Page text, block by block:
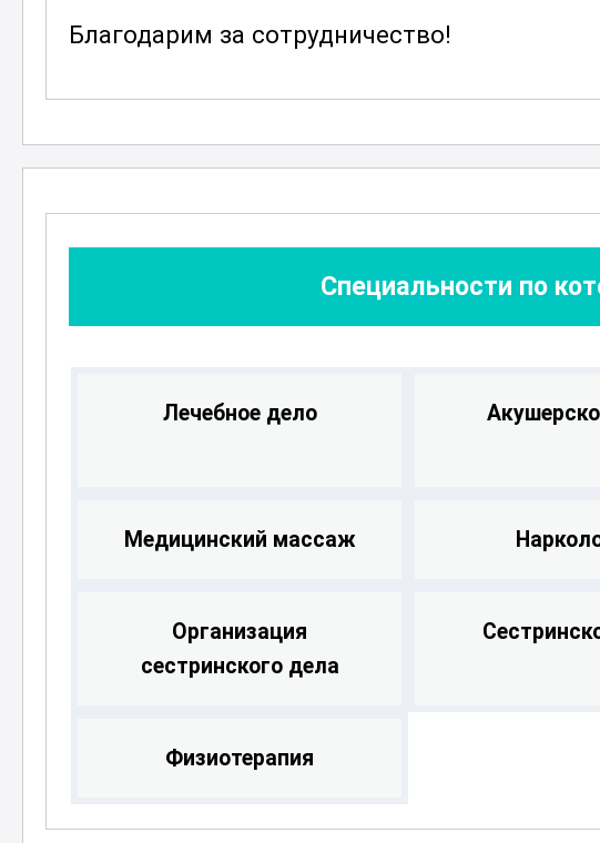
Программа курса рассчитана на 144
качественного проведения предрейсовых
актуальную информацию, необходимую
Благодарим за сотрудничество!
Специальности по
Лечебное дело
Медицинский массаж
Организация
сестринского дела
Физиотерапия